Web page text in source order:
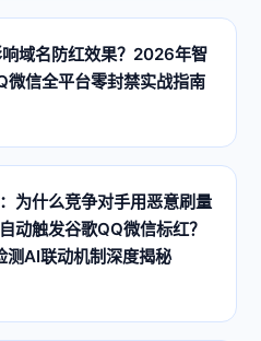
域名防红效果？2026年智
微信全平台零封禁实战指南
为什么竞争对手用恶意刷量
动触发谷歌QQ微信标红？
AI联动机制深度揭秘